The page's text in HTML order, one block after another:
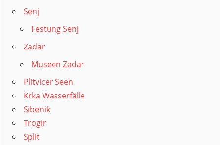
Senj
Festung Senj
Zadar
Museen Zadar
Plitvicer Seen
Krka Wasserfälle
Sibenik
Trogir
Split